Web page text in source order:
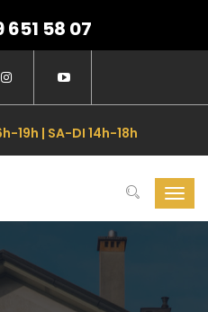
651 58 07
19h | SA-DI 14h-18h
la